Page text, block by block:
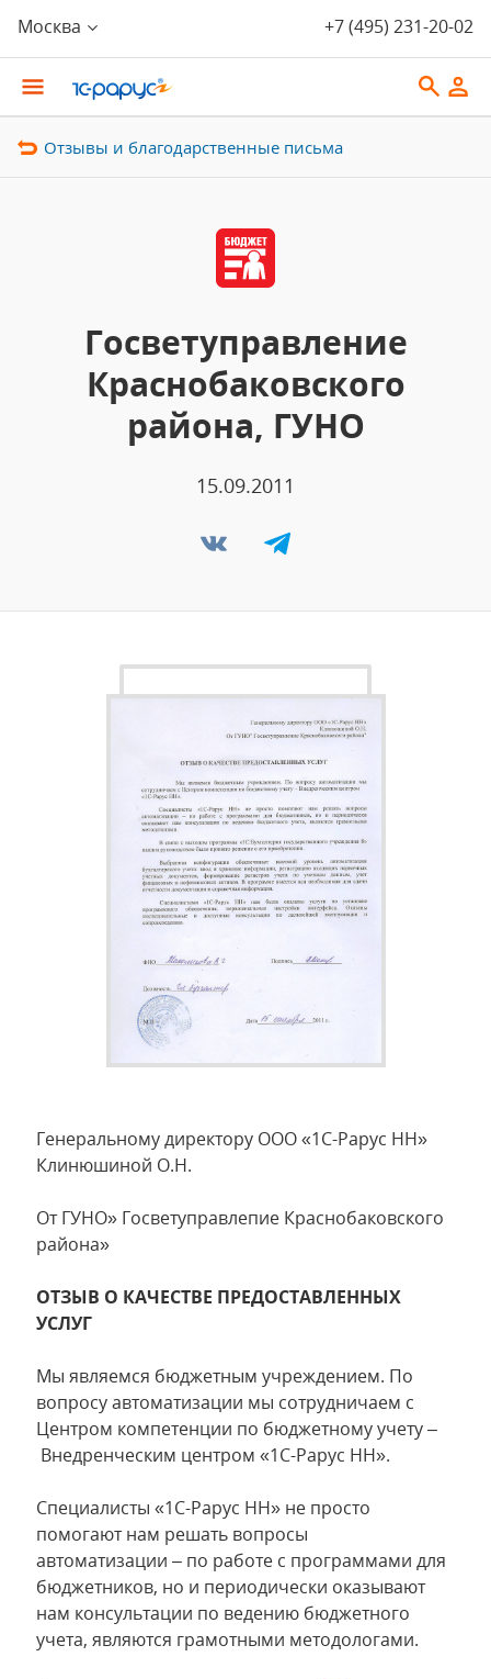
Москва +7 (495) 231-20-02
Отзывы и благодарственные письма
Госветуправление
Краснобаковского
района, ГУНО
15.09.2011
Генеральному директору ООО «1С-Рарус НН»
Клинюшиной О.Н.
От ГУНО» Госветуправлепие Краснобаковского
района»
ОТЗЫВ О КАЧЕСТВЕ ПРЕДОСТАВЛЕННЫХ
УСЛУГ
Мы являемся бюджетным учреждением. По
вопросу автоматизации мы сотрудничаем с
Центром компетенции по бюджетному учету –
Внедренческим центром «1С-Рарус НН».
Специалисты «1С-Рарус НН» не просто
помогают нам решать вопросы
автоматизации – по работе с программами для
бюджетников, но и периодически оказывают
нам консультации по ведению бюджетного
учета, являются грамотными методологами.